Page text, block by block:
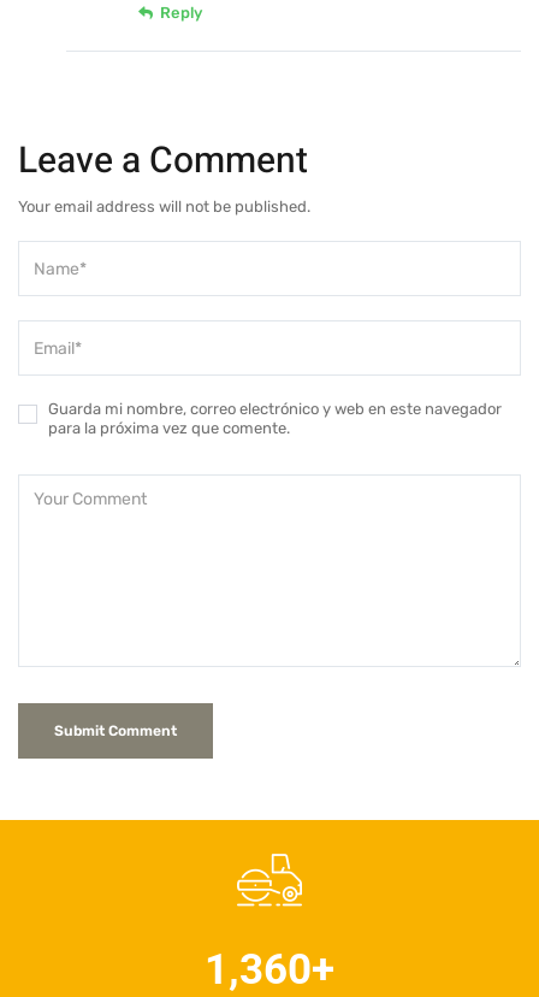
Reply
Leave a Comment
Your email address will not be published.
Guarda mi nombre, correo electrónico y web en este navegador
para la próxima vez que comente.
1,360+